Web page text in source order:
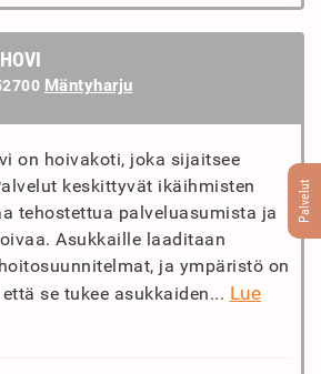
Palvelut
Mäntyharju
on hoivakoti, joka sijaitsee
keskittyvät ikäihmisten
tehostettua palveluasumista ja
Asukkaille laaditaan
ja ympäristö on
se tukee asukkaiden... Lue